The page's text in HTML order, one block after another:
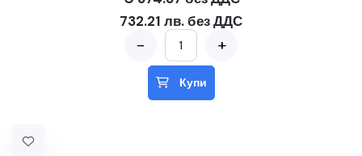
732.21 лв. без ДДС
- +
Купи